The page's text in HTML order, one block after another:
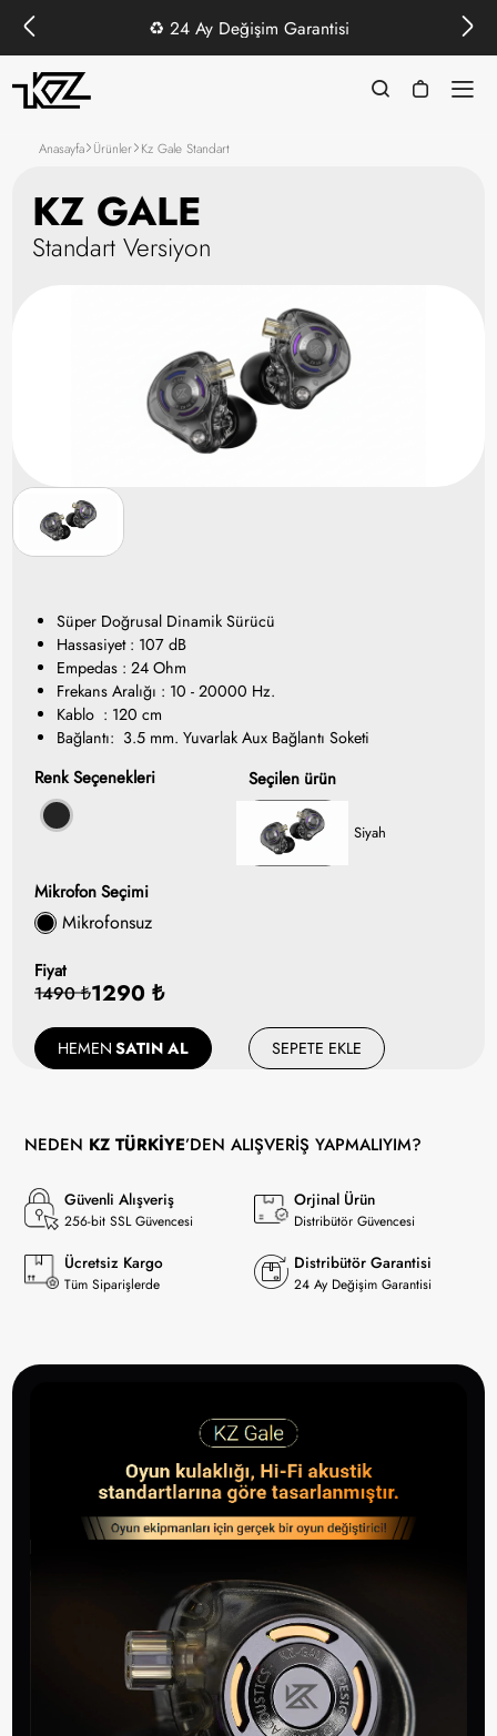
♻️ 24 Ay Değişim Garantisi
Anasayfa Ürünler Kz Gale Standart
KZ GALE
Standart Versiyon
Süper Doğrusal Dinamik Sürücü
Hassasiyet : 107 dB
Empedas : 24 Ohm
Frekans Aralığı : 10 - 20000 Hz.
Kablo : 120 cm
Bağlantı: 3.5 mm. Yuvarlak Aux Bağlantı Soketi
Renk Seçenekleri Seçilen ürün
Siyah
Mikrofon Seçimi
Mikrofonsuz
Fiyat
1490 ₺1290 ₺
HEMEN SATIN AL SEPETE EKLE
NEDEN KZ TÜRKİYE’DEN ALIŞVERİŞ YAPMALIYIM?
Güvenli Alışveriş
256-bit SSL Güvencesi
Orjinal Ürün
Distribütör Güvencesi
Ücretsiz Kargo
Tüm Siparişlerde
Distribütör Garantisi
24 Ay Değişim Garantisi